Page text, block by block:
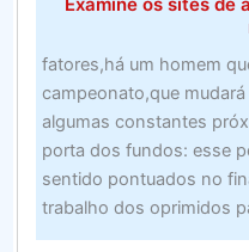
Examine os sites
fatores,há um homem
campeonato,que
algumas constantes
porta dos fundos: esse
sentido pontuados no
trabalho dos oprimidos